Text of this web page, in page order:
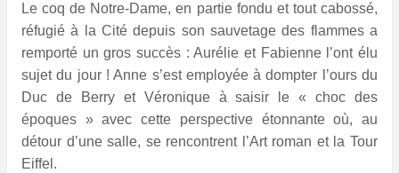
Le coq de Notre-Dame, en partie fondu et tout cabossé,
réfugié à la Cité depuis son sauvetage des flammes a
remporté un gros succès : Aurélie et Fabienne l’ont élu
sujet du jour ! Anne s’est employée à dompter l’ours du
Duc de Berry et Véronique à saisir le « choc des
époques » avec cette perspective étonnante où, au
détour d’une salle, se rencontrent l’Art roman et la Tour
Eiffel.